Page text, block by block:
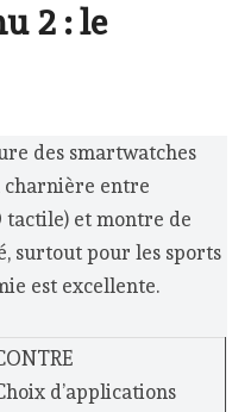
2 : le
des smartwatches
charnière entre
tactile) et montre de
surtout pour les sports
est excellente.
d’applications